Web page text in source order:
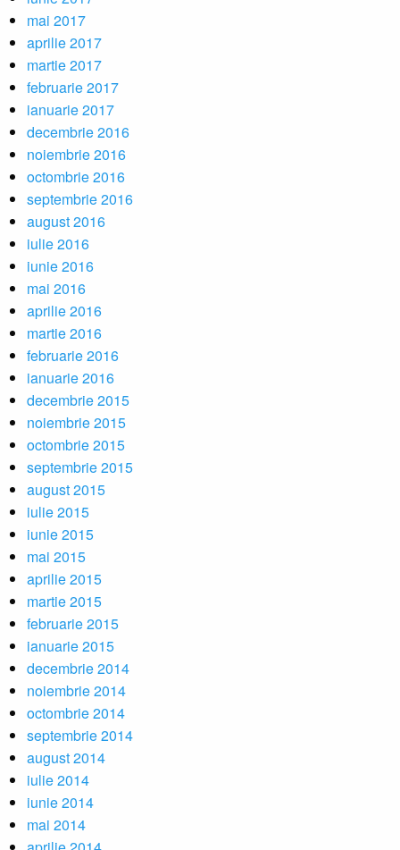
mai 2017
aprilie 2017
martie 2017
februarie 2017
ianuarie 2017
decembrie 2016
noiembrie 2016
octombrie 2016
septembrie 2016
august 2016
iulie 2016
iunie 2016
mai 2016
aprilie 2016
martie 2016
februarie 2016
ianuarie 2016
decembrie 2015
noiembrie 2015
octombrie 2015
septembrie 2015
august 2015
iulie 2015
iunie 2015
mai 2015
aprilie 2015
martie 2015
februarie 2015
ianuarie 2015
decembrie 2014
noiembrie 2014
octombrie 2014
septembrie 2014
august 2014
iulie 2014
iunie 2014
mai 2014